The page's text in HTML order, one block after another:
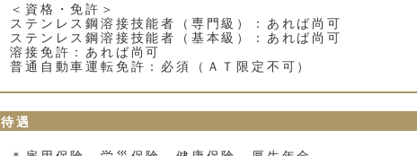
＜資格・免許＞
ステンレス鋼溶接技能者（専門級）：あれば尚可
ステンレス鋼溶接技能者（基本級）：あれば尚可
溶接免許：あれば尚可
普通自動車運転免許：必須（ＡＴ限定不可）
待遇